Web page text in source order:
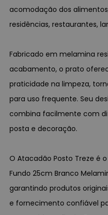
acomodação dos
residências, restaurantes,
Fabricado em melamina
acabamento, o prato
praticidade na limpeza,
para uso frequente. Seu
combina facilmente com
posta e decoração.
O Atacadão Posto Treze é
Fundo 25cm Branco
garantindo produtos
e fornecimento confiável